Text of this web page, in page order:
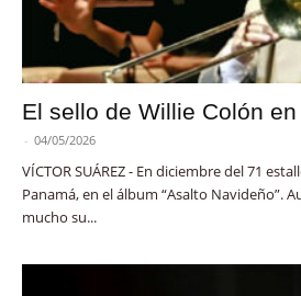
El sello de Willie Colón
- 04/05/2026
VÍCTOR SUÁREZ - En diciembre del 71
Panamá, en el álbum “Asalto Navideño”.
mucho su...